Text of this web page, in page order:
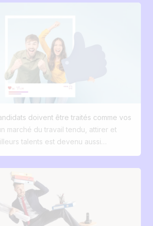
au quotidien ? 🤔
en recrutement, une réalité s’impose
: une organisation simple fonctionne
le volume des candidatures reste
besoins évoluent. Plus de
postes pour lesquels recruter
ou l’autre des collègues qui
équipe. Le suivi devient un peu moins
tâches prennent plus de temps
critique, mais un signal clair : l’outil
À partir de là, la question n’est plus
si Excel fonctionne. C’est de savoir
Le syndrome du
une solidité en trompe-l'œil Excel
solution provisoire pour la gestion
Microsoft Excel a été conçu à
des données chiffrées et
doivent être traités comme vos
marché du travail tendu, attirer et
talents est devenu aussi
administrative, secondaire et peu
si on changeait cette perspective ? Et
étaient réellement vos clients les
qui déterminent votre croissance,